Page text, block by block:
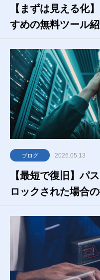
【まずは見える化
すめの無料ツール
ブログ 2026.05.13
【最短で復旧】パ
ロックされた場合